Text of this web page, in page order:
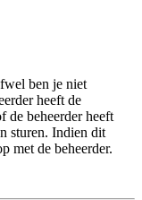
ben je niet
heeft de
de beheerder heeft
sturen. Indien dit
met de beheerder.